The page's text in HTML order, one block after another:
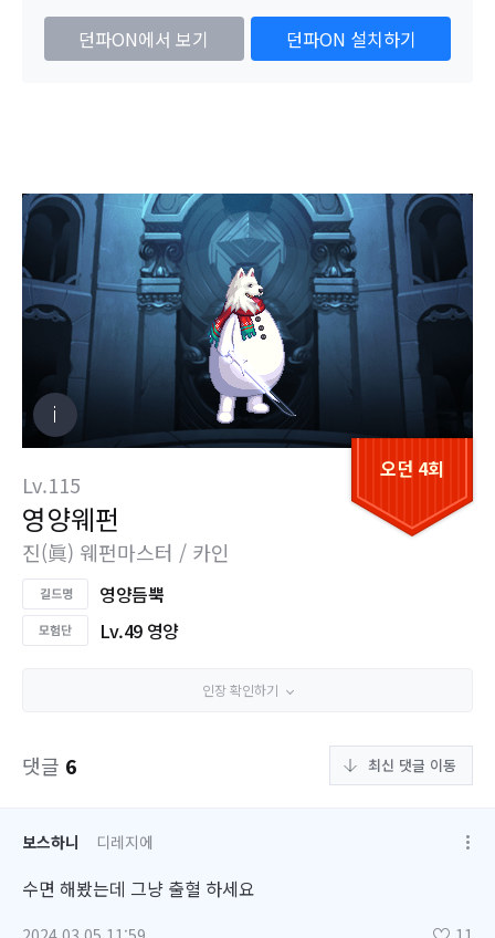
던파ON에서 보기 던파ON 설치하기
오던 4회
Lv.115
영양웨펀
진(眞) 웨펀마스터 / 카인
영양듬뿍
Lv.49 영양
인장 확인하기
댓글 6 최신 댓글 이동
보스하니 디레지에
수면 해봤는데 그냥 출혈 하세요